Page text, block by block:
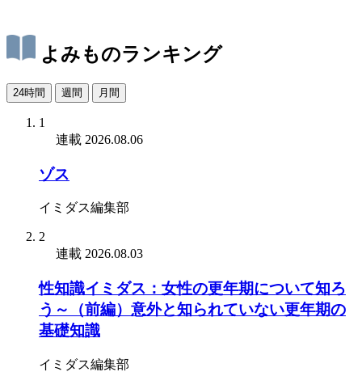
よみものランキング
24時間 週間 月間
1
連載 2026.08.06
ゾス
イミダス編集部
2
連載 2026.08.03
性知識イミダス：女性の更年期について知ろ
う～（前編）意外と知られていない更年期の
基礎知識
イミダス編集部